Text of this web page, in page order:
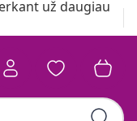
už daugiau